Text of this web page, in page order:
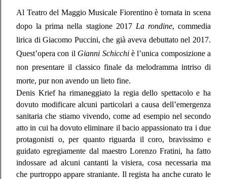
Al Teatro del Maggio Musicale Fiorentino è tornata in scena
dopo la prima nella stagione 2017 La rondine, commedia
lirica di Giacomo Puccini, che già aveva debuttato nel 2017.
Quest’opera con il Gianni Schicchiè l’unica composizione a
non presentare il classico finale da melodramma intriso di
morte, pur non avendo un lieto fine.
Denis Krief ha rimaneggiato la regia dello spettacolo e ha
dovuto modificare alcuni particolari a causa dell’emergenza
sanitaria che stiamo vivendo, come ad esempio nel secondo
atto in cui ha dovuto eliminare il bacio appassionato tra i due
protagonisti o, per quanto riguarda il coro, bravissimo e
guidato egregiamente dal maestro Lorenzo Fratini, ha fatto
indossare ad alcuni cantanti la visiera, cosa necessaria ma
che purtroppo appare straniante. Il regista ha anche curato le